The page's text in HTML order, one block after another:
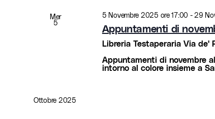
Mer
5 Appuntamenti di
5 Novembre 2025 ore 17:00 - 29
Libreria Testaperaria Via de'
Appuntamenti di novembre
intorno al colore insieme a
Ottobre 2025